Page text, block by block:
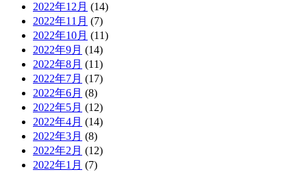
2022年12月 (14)
2022年11月 (7)
2022年10月 (11)
2022年9月 (14)
2022年8月 (11)
2022年7月 (17)
2022年6月 (8)
2022年5月 (12)
2022年4月 (14)
2022年3月 (8)
2022年2月 (12)
2022年1月 (7)